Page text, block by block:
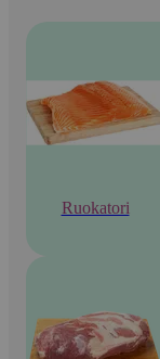
Ruokatori